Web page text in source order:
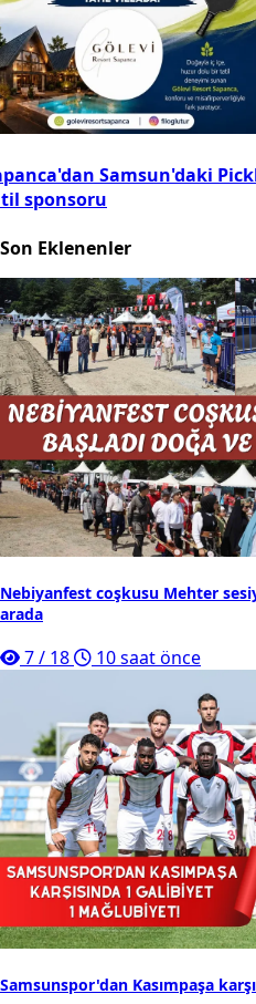
Samsun'daki
sponsoru
Son Eklenenler
Nebiyanfest coşkusu Mehter
arada
7/ 18 10 saat önce
Samsunspor'dan Kasımpaşa